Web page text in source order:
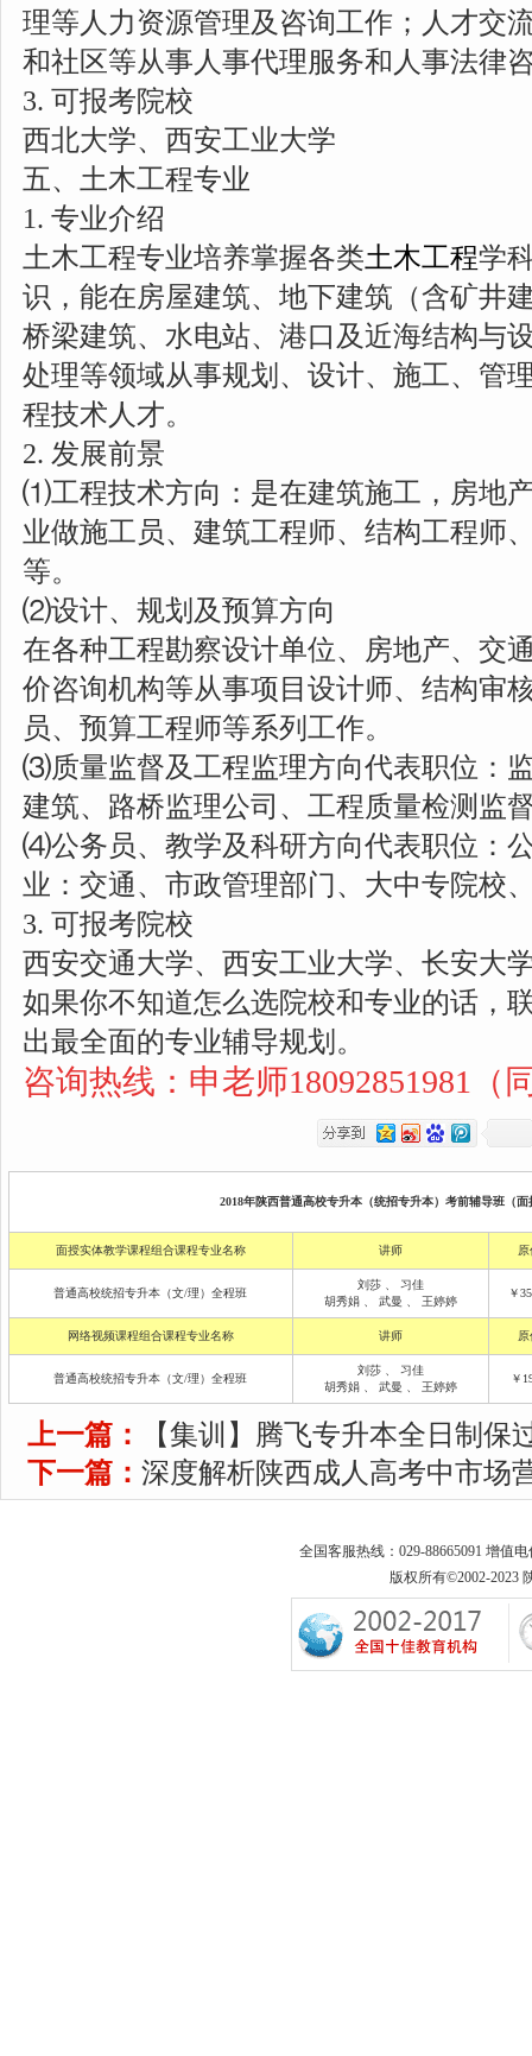
理等人力资源管理及咨询工作；人才交
和社区等从事人事代理服务和人事法律
3. 可报考院校
西北大学、西安工业大学
五、土木工程专业
1. 专业介绍
土木工程专业培养掌握各类土木工程学
识，能在房屋建筑、地下建筑（含矿井
桥梁建筑、水电站、港口及近海结构与
处理等领域从事规划、设计、施工、管
程技术人才。
2. 发展前景
⑴工程技术方向：是在建筑施工，房地
业做施工员、建筑工程师、结构工程师
等。
⑵设计、规划及预算方向
在各种工程勘察设计单位、房地产、交
价咨询机构等从事项目设计师、结构审
员、预算工程师等系列工作。
⑶质量监督及工程监理方向代表职位：
建筑、路桥监理公司、工程质量检测监
⑷公务员、教学及科研方向代表职位：
业：交通、市政管理部门、大中专院校
3. 可报考院校
西安交通大学、西安工业大学、长安大
如果你不知道怎么选院校和专业的话，
出最全面的专业辅导规划。
咨询热线：申老师18092851981（
2018年陕西普通高校专升本（统招专升本）考前辅导班（
面授实体教学课程组合课程专业名称 讲师
普通高校统招专升本（文/理）全程班
刘莎
习佳
胡秀娟
武曼 王婷婷
￥
网络视频课程组合课程专业名称 讲师
普通高校统招专升本（文/理）全程班
刘莎
习佳
胡秀娟
武曼 王婷婷
￥
上一篇：
【集训】腾飞专升本全日制保
下一篇： 深度解析陕西成人高考中市场
全国客服热线：029-88665091 增值
版权所有©2002-2023